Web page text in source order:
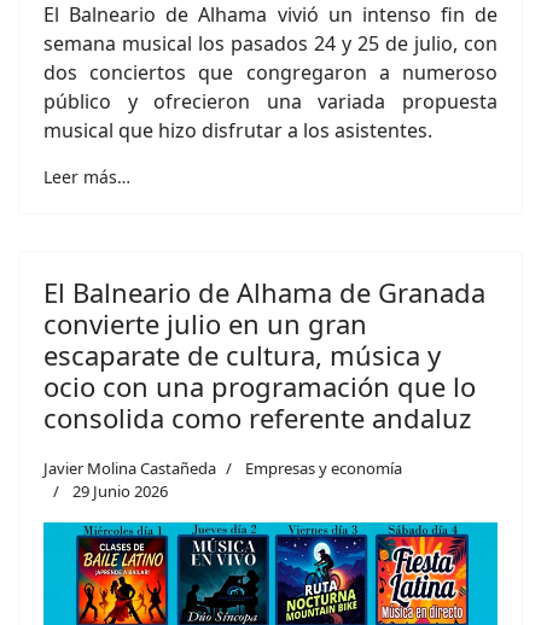
El Balneario de Alhama vivió un intenso fin de
semana musical los pasados 24 y 25 de julio, con
dos conciertos que congregaron a numeroso
público y ofrecieron una variada propuesta
musical que hizo disfrutar a los asistentes.
Leer más…
El Balneario de Alhama de Granada
convierte julio en un gran
escaparate de cultura, música y
ocio con una programación que lo
consolida como referente andaluz
Javier Molina Castañeda
Empresas y economía
29 Junio 2026